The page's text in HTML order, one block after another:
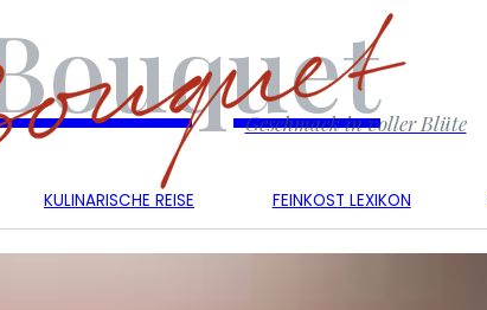
Geschmack in voller Blüte
KULINARISCHE REISE FEINKOST LEXIKON